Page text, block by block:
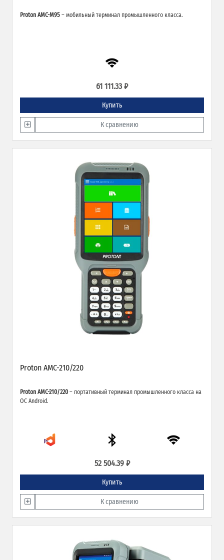
Proton AMC-M95 – мобильный терминал промышленного класса.
61 111.33 ₽
Купить
К сравнению
Proton AMC-210/220
Proton AMC-210/220 – портативный терминал промышленного класса на
ОС Android.
52 504.39 ₽
Купить
К сравнению